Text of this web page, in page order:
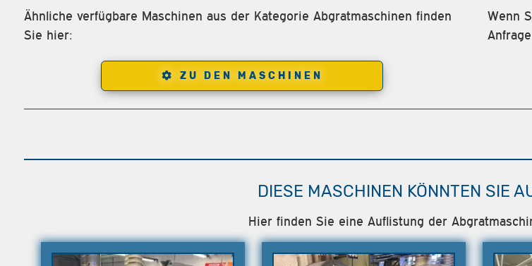
Ähnliche verfügbare Maschinen aus der Kategorie Abgratmaschinen finden
Sie hier:
ZU DEN MASCHINEN
Wenn
DIESE MASCHINEN KÖNNTEN SIE
Hier finden Sie eine Auflistung der